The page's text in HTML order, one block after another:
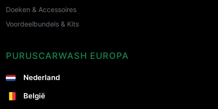
Doeken & Accessoires
Voordeelbundels & Kits
PURUSCARWASH EUROPA
Nederland
België